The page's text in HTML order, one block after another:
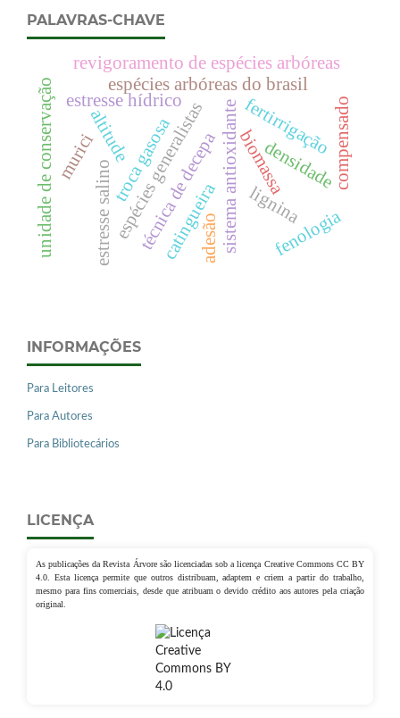
PALAVRAS-CHAVE
biomassa
densidade
sistema antioxidante
troca gasosa
espécies arbóreas do brasil
técnica de decepa
revigoramento de espécies arbóreas
lignina
estresse salino catingueira
estresse hídrico
altitudeespécies generalistas fertirrigação
unidade de conservação fenologia
murici
adesão
compensado
INFORMAÇÕES
Para Leitores
Para Autores
Para Bibliotecários
LICENÇA
As publicações da Revista Árvore são licenciadas sob a licença Creative Commons CC BY
4.0. Esta licença permite que outros distribuam, adaptem e criem a partir do trabalho,
mesmo para fins comerciais, desde que atribuam o devido crédito aos autores pela criação
original.